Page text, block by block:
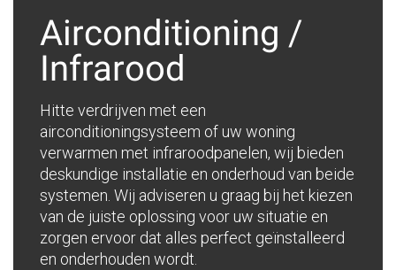
Airconditioning /
Infrarood
Hitte verdrijven met een
airconditioningsysteem of uw woning
verwarmen met infraroodpanelen, wij bieden
deskundige installatie en onderhoud van beide
systemen. Wij adviseren u graag bij het kiezen
van de juiste oplossing voor uw situatie en
zorgen ervoor dat alles perfect geïnstalleerd
en onderhouden wordt.